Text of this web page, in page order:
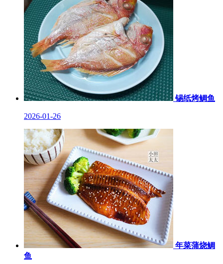
锡纸烤鲷鱼
2026-01-26
年菜蒲烧鲷
鱼